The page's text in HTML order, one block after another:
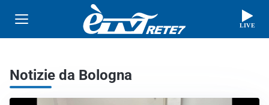
LIVE
Notizie da Bologna